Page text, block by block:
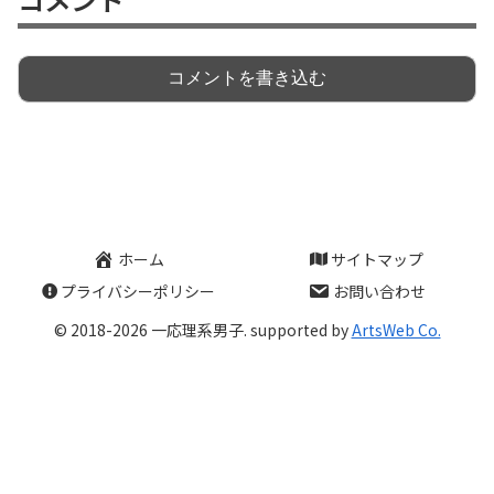
コメントを書き込む
ホーム
サイトマップ
プライバシーポリシー
お問い合わせ
© 2018-2026 一応理系男子. supported byArtsWeb Co.